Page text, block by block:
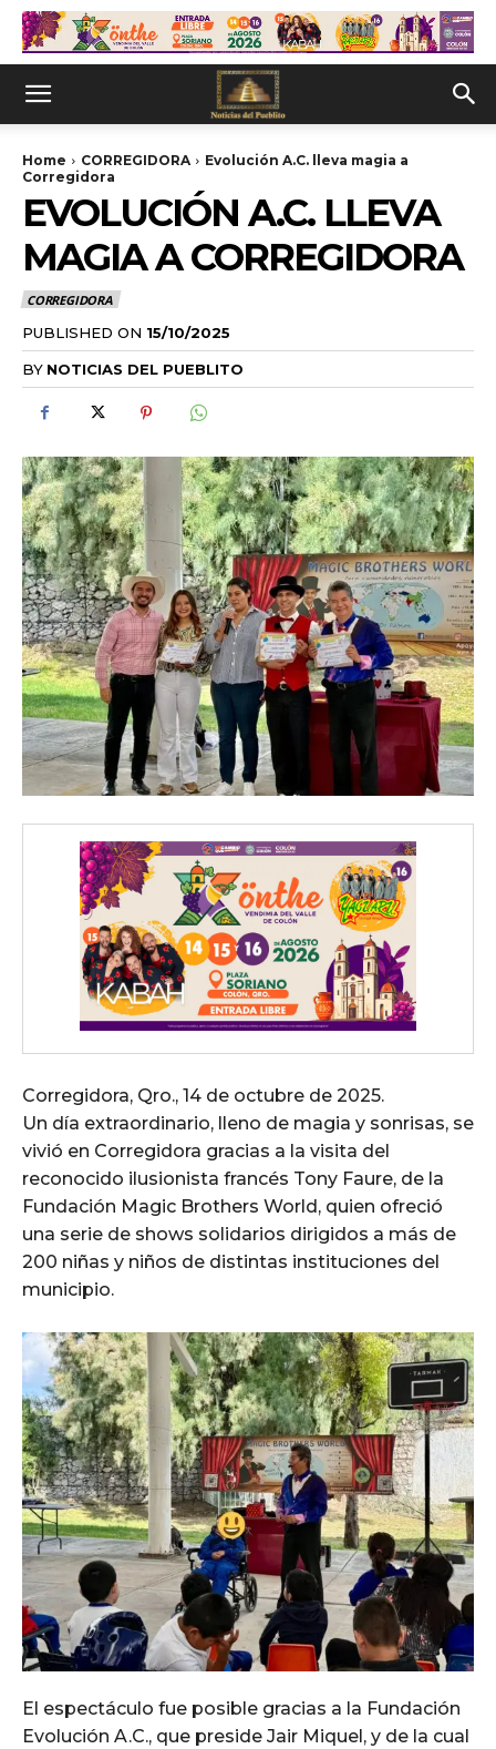
Home CORREGIDORA
Evolución A.C. lleva magia a
Corregidora
EVOLUCIÓN A.C. LLEVA
MAGIA A CORREGIDORA
CORREGIDORA
PUBLISHED ON 15/10/2025
BY NOTICIAS DEL PUEBLITO
Corregidora, Qro., 14 de octubre de 2025.
Un día extraordinario, lleno de magia y sonrisas, se
vivió en Corregidora gracias a la visita del
reconocido ilusionista francés Tony Faure, de la
Fundación Magic Brothers World, quien ofreció
una serie de shows solidarios dirigidos a más de
200 niñas y niños de distintas instituciones del
municipio.
El espectáculo fue posible gracias a la Fundación
Evolución A.C., que preside Jair Miquel, y de la cual